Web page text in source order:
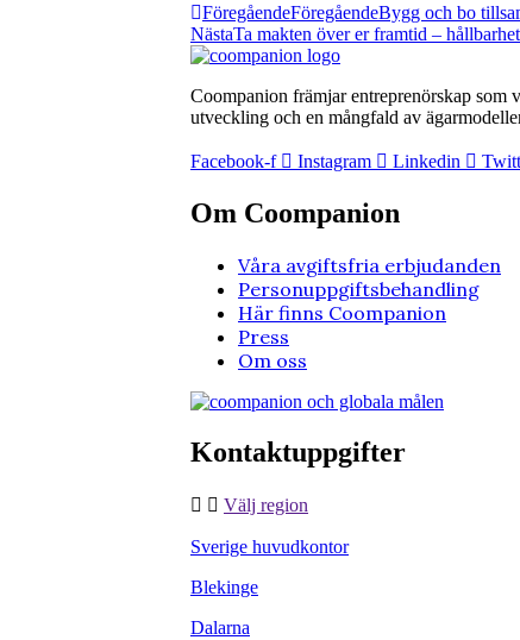
FöregåendeFöregåendeBygg och bo
NästaTa makten över er framtid –
Coompanion främjar entreprenörskap som
utveckling och en mångfald av
Facebook-f Instagram Linkedin
Om Coompanion
Våra avgiftsfria erbjudanden
Personuppgiftsbehandling
Här finns Coompanion
Press
Om oss
Kontaktuppgifter
Välj region
Sverige huvudkontor
Blekinge
Dalarna